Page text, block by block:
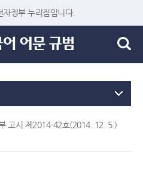
정부 누리집입니다.
고시 제2014-42호(2014. 12. 5.)